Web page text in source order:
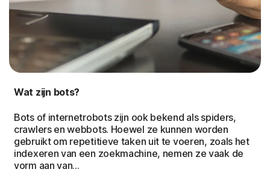
Wat zijn bots?
Bots of internetrobots zijn ook bekend als spiders,
crawlers en webbots. Hoewel ze kunnen worden
gebruikt om repetitieve taken uit te voeren, zoals het
indexeren van een zoekmachine, nemen ze vaak de
vorm aan van...